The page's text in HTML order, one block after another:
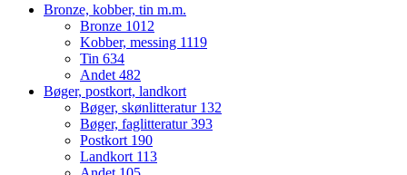
Bronze, kobber, tin m.m.
Bronze 1012
Kobber, messing 1119
Tin 634
Andet482
Bøger, postkort, landkort
Bøger, skønlitteratur 132
Bøger, faglitteratur393
Postkort 190
Landkort 113